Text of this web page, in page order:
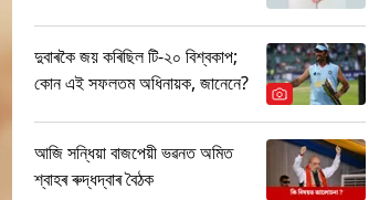
দুবাৰকৈ জয় কৰিছিল টি-২০ বিশ্বকাপ;
কোন এই সফলতম অধিনায়ক, জানেনে?
আজি সন্ধিয়া বাজপেয়ী ভৱনত অমিত
শ্বাহৰ ৰুদ্ধদ্বাৰ বৈঠক